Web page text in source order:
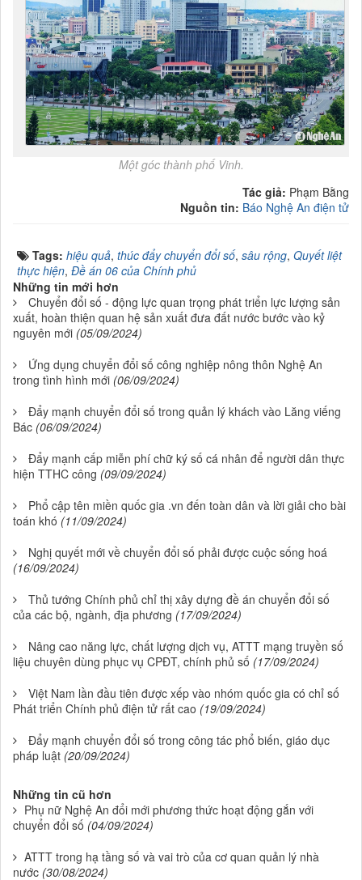
Một góc thành phố Vinh.
Tác giả: Phạm Bằng
Nguồn tin: Báo Nghệ An điện tử
Tags: hiệu quả, thúc đẩy chuyển đổi số, sâu rộng, Quyết liệt
thực hiện, Đề án 06 của Chính phủ
Những tin mới hơn
Chuyển đổi số - động lực quan trọng phát triển lực lượng sản
xuất, hoàn thiện quan hệ sản xuất đưa đất nước bước vào kỷ
nguyên mới (05/09/2024)
Ứng dụng chuyển đổi số công nghiệp nông thôn Nghệ An
trong tình hình mới (06/09/2024)
Đẩy mạnh chuyển đổi số trong quản lý khách vào Lăng viếng
Bác (06/09/2024)
Đẩy mạnh cấp miễn phí chữ ký số cá nhân để người dân thực
hiện TTHC công (09/09/2024)
Phổ cập tên miền quốc gia .vn đến toàn dân và lời giải cho bài
toán khó (11/09/2024)
Nghị quyết mới về chuyển đổi số phải được cuộc sống hoá
(16/09/2024)
Thủ tướng Chính phủ chỉ thị xây dựng đề án chuyển đổi số
của các bộ, ngành, địa phương (17/09/2024)
Nâng cao năng lực, chất lượng dịch vụ, ATTT mạng truyền số
liệu chuyên dùng phục vụ CPĐT, chính phủ số (17/09/2024)
Việt Nam lần đầu tiên được xếp vào nhóm quốc gia có chỉ số
Phát triển Chính phủ điện tử rất cao (19/09/2024)
Đẩy mạnh chuyển đổi số trong công tác phổ biến, giáo dục
pháp luật (20/09/2024)
Những tin cũ hơn
Phụ nữ Nghệ An đổi mới phương thức hoạt động gắn với
chuyển đổi số (04/09/2024)
ATTT trong hạ tầng số và vai trò của cơ quan quản lý nhà
nước (30/08/2024)